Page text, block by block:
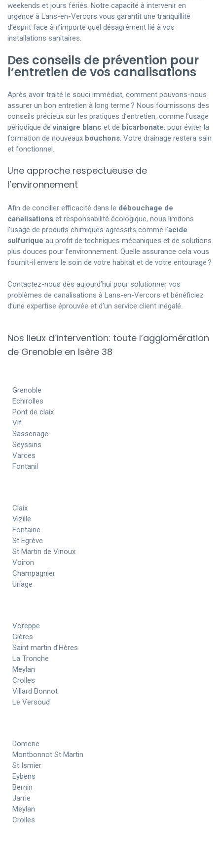
weekends et jours fériés. Notre capacité à intervenir en
urgence à Lans-en-Vercors vous garantit une tranquillité
d’esprit face à n’importe quel désagrément lié à vos
installations sanitaires.
Des conseils de prévention pour
l’entretien de vos canalisations
Après avoir traité le souci immédiat, comment pouvons-nous
assurer un bon entretien à long terme ? Nous fournissons des
conseils précieux sur les pratiques d’entretien, comme l’usage
périodique devinaigre blanc et de bicarbonate, pour éviter la
formation de nouveaux bouchons. Votre drainage restera sain
et fonctionnel.
Une approche respectueuse de
l’environnement
Afin de concilier efficacité dans le débouchage de
canalisations et responsabilité écologique, nous limitons
l’usage de produits chimiques agressifs comme l’acide
sulfurique au profit de techniques mécaniques et de solutions
plus douces pour l’environnement. Quelle assurance cela vous
fournit-il envers le soin de votre habitat et de votre entourage ?
Contactez-nous dès aujourd’hui pour solutionner vos
problèmes de canalisations à Lans-en-Vercors et bénéficiez
d’une expertise éprouvée et d’un service client inégalé.
Nos lieux d’intervention: toute l’agglomération
de Grenoble en Isère 38
Grenoble
Echirolles
Pont de claix
Vif
Sassenage
Seyssins
Varces
Fontanil
Claix
Vizille
Fontaine
St Egrève
St Martin de Vinoux
Voiron
Champagnier
Uriage
Voreppe
Gières
Saint martin d’Hères
La Tronche
Meylan
Crolles
Villard Bonnot
Le Versoud
Domene
Montbonnot St Martin
St Ismier
Eybens
Bernin
Jarrie
Meylan
Crolles